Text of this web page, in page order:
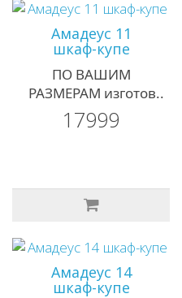
Амадеус 11
шкаф-купе
ПО ВАШИМ
РАЗМЕРАМ изготов..
17999
Амадеус 14
шкаф-купе